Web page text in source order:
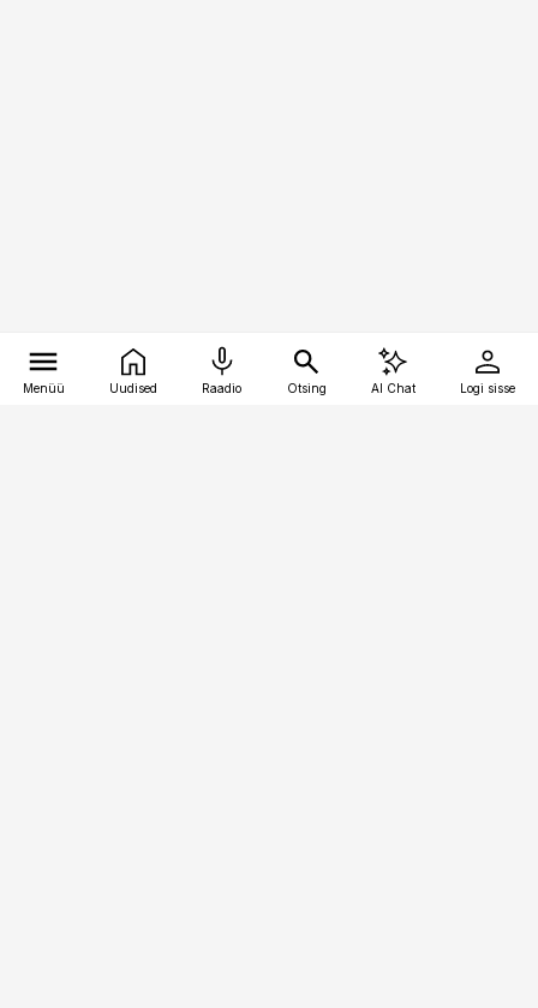
Menüü Uudised Raadio Otsing AI Chat Logi sisse